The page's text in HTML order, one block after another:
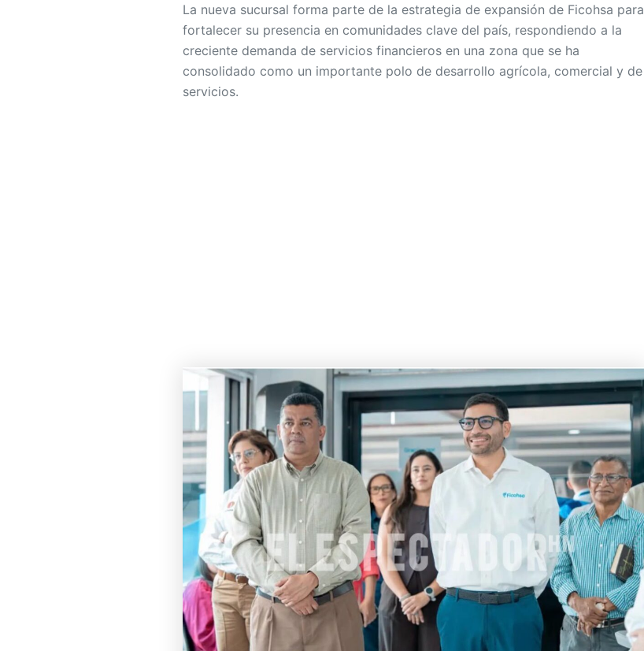
La nueva sucursal forma parte de la estrategia de expansión de Ficohsa para
fortalecer su presencia en comunidades clave del país, respondiendo a la
creciente demanda de servicios financieros en una zona que se ha
consolidado como un importante polo de desarrollo agrícola, comercial y de
servicios.